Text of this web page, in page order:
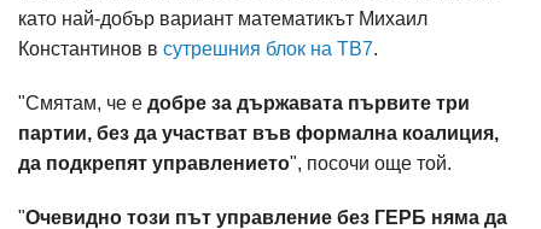
като най-добър вариант математикът Михаил
Константинов в сутрешния блок на ТВ7.
"Смятам, че е добре за държавата първите три
партии, без да участват във формална коалиция,
да подкрепят управлението", посочи още той.
"Очевидно този път управление без ГЕРБ няма да